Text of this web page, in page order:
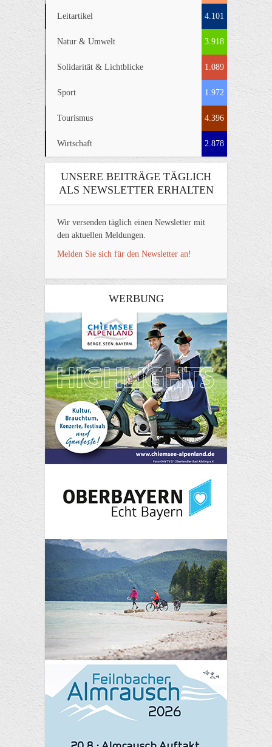
Leitartikel 4.101
Natur & Umwelt 3.918
Solidarität & Lichtblicke 1.089
Sport 1.972
Tourismus 4.396
Wirtschaft 2.878
UNSERE BEITRÄGE TÄGLICH
ALS NEWSLETTER ERHALTEN
Wir versenden täglich einen Newsletter mit
den aktuellen Meldungen.
Melden Sie sich für den Newsletter an!
WERBUNG